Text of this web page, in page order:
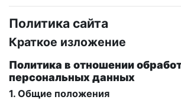
Политика сайта
Краткое изложение
Политика в отношении
персональных данных
1. Общие положения